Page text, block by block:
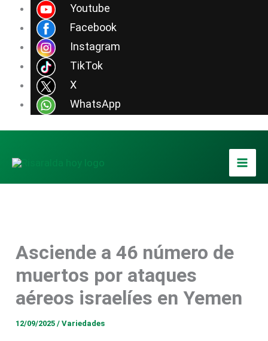
Youtube
Facebook
Instagram
TikTok
X
WhatsApp
contenido
Foto / Xinhua
Asciende a 46 número de
muertos por ataques
aéreos israelíes en Yemen
12/09/2025/Variedades